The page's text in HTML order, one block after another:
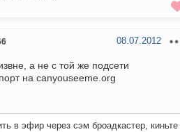
08.07.2012
а не с той же подсети
на canyouseeme.org
в эфир через сэм броадкастер, киньте